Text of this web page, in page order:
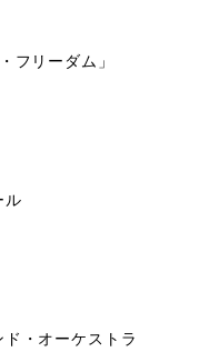
フリーダム」
ル
・オーケストラ